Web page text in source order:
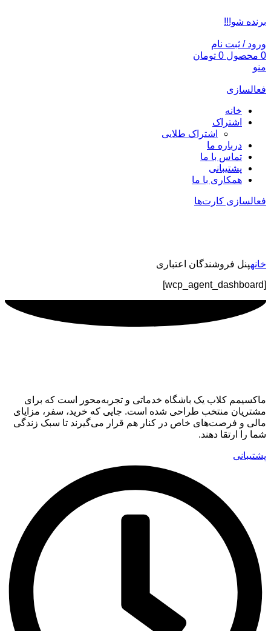
برنده شو!!!
ورود / ثبت نام
0 محصول 0 تومان
منو
فعالسازی
خانه
اشتراک
اشتراک طلایی
درباره ما
تماس با ما
پشتیبانی
همکاری با ما
فعالسازی کارت‌ها
خانهپنل فروشندگان اعتباری
[wcp_agent_dashboard]
ماکسیمم کلاب یک باشگاه خدماتی و تجربه‌محور است که برای
مشتریان منتخب طراحی شده است. جایی که خرید، سفر، مزایای
مالی و فرصت‌های خاص در کنار هم قرار می‌گیرند تا سبک زندگی
شما را ارتقا دهند.
پشتیبانی